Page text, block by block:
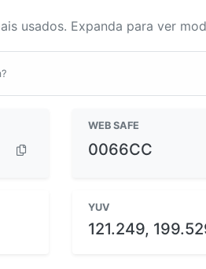
usados. Expanda para ver
WEB SAFE
0066CC
YUV
121.249,